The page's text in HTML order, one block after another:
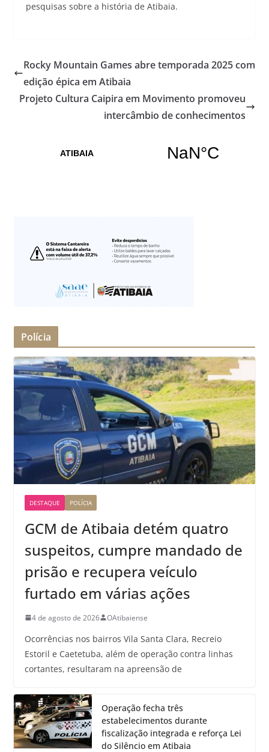
pesquisas sobre a história de Atibaia.
Rocky Mountain Games abre temporada 2025 com
edição épica em Atibaia
Projeto Cultura Caipira em Movimento promoveu
intercâmbio de conhecimentos
Polícia
DESTAQUE POLÍCIA
GCM de Atibaia detém quatro
suspeitos, cumpre mandado de
prisão e recupera veículo
furtado em várias ações
4 de agosto de 2026 OAtibaiense
Ocorrências nos bairros Vila Santa Clara, Recreio
Estoril e Caetetuba, além de operação contra linhas
cortantes, resultaram na apreensão de
Operação fecha três
estabelecimentos durante
fiscalização integrada e reforça Lei
do Silêncio em Atibaia